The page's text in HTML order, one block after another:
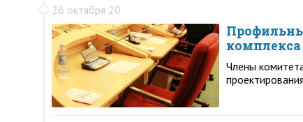
26 октября 20
комплекса
Члены
проектирования